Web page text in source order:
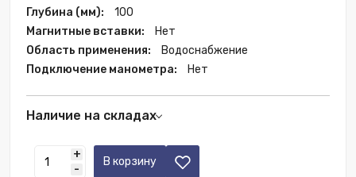
Глубина (мм):
100
Магнитные вставки:
Нет
Область применения:
Водоснабжение
Подключение манометра:
Нет
Наличие на складах
Казань:
3 шт.
+
-
В корзину